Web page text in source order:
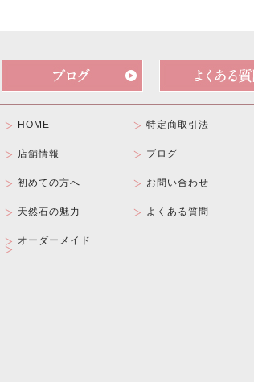
HOME
店舗情報
初めての方へ
天然石の魅力
オーダーメイド
特定商取引法
ブログ
お問い合わせ
よくある質問